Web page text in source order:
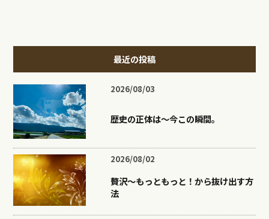
最近の投稿
2026/08/03
歴史の正体は〜今この瞬間。
2026/08/02
贅沢〜もっともっと！から抜け出す方
法